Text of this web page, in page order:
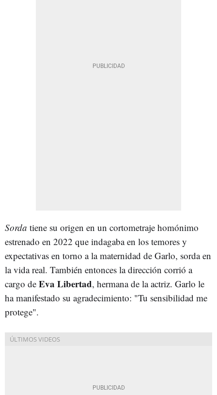
Sorda tiene su origen en un cortometraje homónimo
estrenado en 2022 que indagaba en los temores y
expectativas en torno a la maternidad de Garlo, sorda en
la vida real. También entonces la dirección corrió a
cargo de Eva Libertad, hermana de la actriz. Garlo le
ha manifestado su agradecimiento: "Tu sensibilidad me
protege".